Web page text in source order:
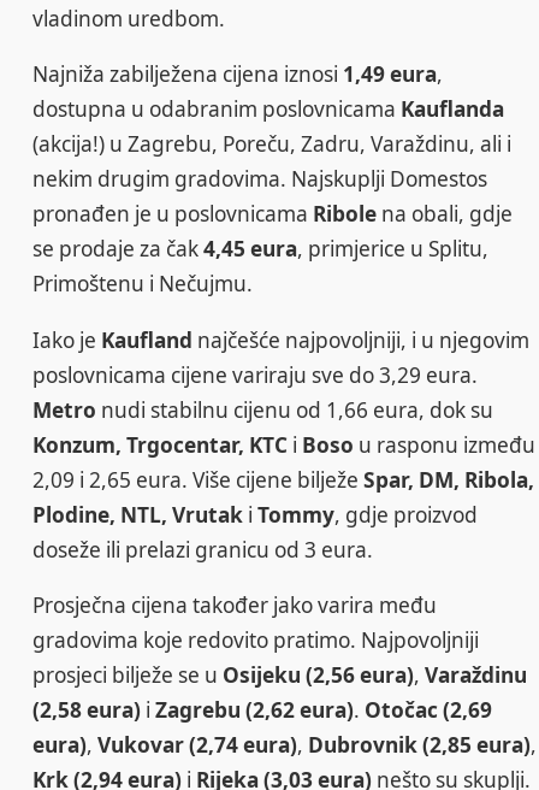
vladinom uredbom.
Najniža zabilježena cijena iznosi 1,49 eura,
dostupna u odabranim poslovnicama Kauflanda
(akcija!) u Zagrebu, Poreču, Zadru, Varaždinu, ali i
nekim drugim gradovima. Najskuplji Domestos
pronađen je u poslovnicama Ribole na obali, gdje
se prodaje za čak4,45 eura, primjerice u Splitu,
Primoštenu i Nečujmu.
Iako je Kaufland najčešće najpovoljniji, i u njegovim
poslovnicama cijene variraju sve do 3,29 eura.
Metro nudi stabilnu cijenu od 1,66 eura, dok su
Konzum, Trgocentar, KTC i Boso u rasponu između
2,09 i 2,65 eura. Više cijene bilježeSpar, DM, Ribola,
Plodine, NTL, Vrutak iTommy, gdje proizvod
doseže ili prelazi granicu od 3 eura.
Prosječna cijena također jako varira među
gradovima koje redovito pratimo. Najpovoljniji
prosjeci bilježe se u Osijeku (2,56 eura),Varaždinu
(2,58 eura) iZagrebu (2,62 eura). Otočac (2,69
eura),Vukovar (2,74 eura), Dubrovnik (2,85 eura),
Krk (2,94 eura) i Rijeka (3,03 eura) nešto su skuplji.